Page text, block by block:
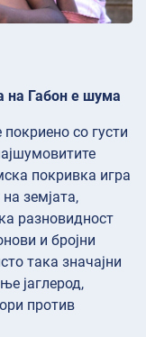
на Габон е шума
со густи
покривка игра
земјата,
разновидност
и бројни
така значајни
јаглерод,
против